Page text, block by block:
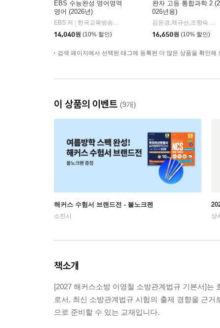
EBS 수능완성 영어영역
영어 (2026년)
EBS 저
한국교육방송공사
14,040원 (10% 할인)
완자 고등 통합과학 2 (2
026년용)
김은경,채규선,조향숙 등저
16,650원 (10% 할인)
검색 페이지에서 선택된 태그에 등록된 더 많은 상품을 확인해
이 상품의 이벤트 (9개)
해커스 수험서 브랜드전 - 볼노크펜
소진시 상
책소개
[2027 해커스소방 이영철 소방관계법규 기본서]는
로서, 최신 소방관계법규 시험의 출제 경향을 근
으로 준비할 수 있는 교재입니다.